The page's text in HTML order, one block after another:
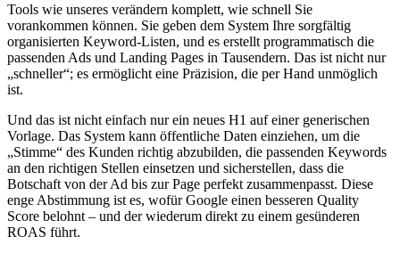
Tools wie unseres verändern komplett, wie schnell Sie
vorankommen können. Sie geben dem System Ihre sorgfältig
organisierten Keyword-Listen, und es erstellt programmatisch die
passenden Ads und Landing Pages in Tausendern. Das ist nicht nur
„schneller“; es ermöglicht eine Präzision, die per Hand unmöglich
ist.
Und das ist nicht einfach nur ein neues H1 auf einer generischen
Vorlage. Das System kann öffentliche Daten einziehen, um die
„Stimme“ des Kunden richtig abzubilden, die passenden Keywords
an den richtigen Stellen einsetzen und sicherstellen, dass die
Botschaft von der Ad bis zur Page perfekt zusammenpasst. Diese
enge Abstimmung ist es, wofür Google einen besseren Quality
Score belohnt – und der wiederum direkt zu einem gesünderen
ROAS führt.